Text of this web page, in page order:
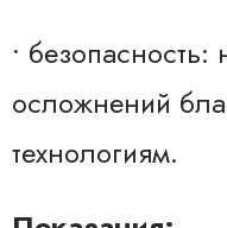
•
осложнений
технологиям.